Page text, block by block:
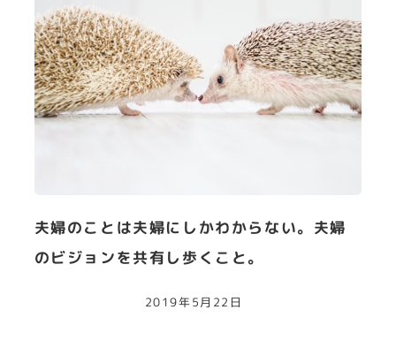
夫婦のことは夫婦にしかわからない。夫婦
のビジョンを共有し歩くこと。
2019年5月22日